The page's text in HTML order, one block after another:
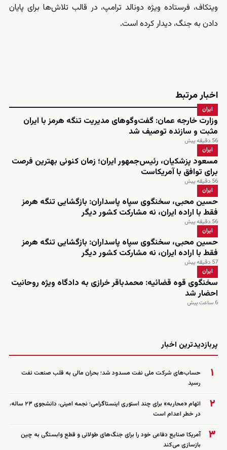
ویتکاف، فرستاده ویژه دونالد ترامپ، در قالب تلاش‌ها برای پایان
دادن به جنگ، دیدار کرده است.
اخبار مرتبط
ایران
وزارت خارجه عمان: گفت‌وگوهای مدیریت تنگه هرمز با ایران
مثبت و سازنده توصیف شد
56 دقیقه پیش
ایران
مسعود پزشکیان، رئیس‌جمهور ایران؛ زمان کنونی بهترین فرصت
برای توافق با آمریکاست
56 دقیقه پیش
ایران
حسین محبی، سخنگوی سپاه پاسداران: بازگشایی تنگه هرمز
فقط با اراده ایران، نه مشارکت کشور دیگر
56 دقیقه پیش
ایران
حسین محبی، سخنگوی سپاه پاسداران: بازگشایی تنگه هرمز
فقط با اراده ایران، نه مشارکت کشور دیگر
57 دقیقه پیش
ایران
سخنگوی قوه قضائیه: محمدباقر خرازی به دادگاه ویژه روحانیت
احضار شد
6 ساعت پیش
پربازدیدترین اخبار
۱
حساب‌های شرکت ملی نفت مسدود شد؛ بحران مالی به قلب صنعت نفت
رسید
۲
اتهام «محاربه» برای چند استوری اینستاگرامی؛ نجمه امینی، دانشجوی ۲۳ ساله،
در خطر اعدام است
۳
آمریکا صنایع دفاعی خود را برای جنگ‌های طولانی و قطع وابستگی به چین
بازسازی می‌کند